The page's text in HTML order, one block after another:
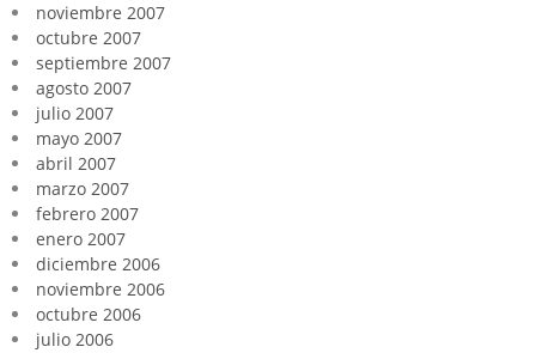
noviembre 2007
octubre 2007
septiembre 2007
agosto 2007
julio 2007
mayo 2007
abril 2007
marzo 2007
febrero 2007
enero 2007
diciembre 2006
noviembre 2006
octubre 2006
julio 2006